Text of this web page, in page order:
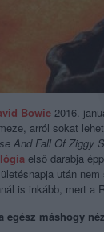
Bowie 2016.
arról sokat
And Fall Of Ziggy
első darabja
után
is inkább, mert a
egész máshogy